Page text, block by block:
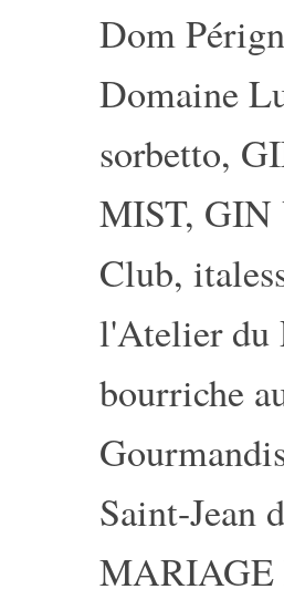
Dom
Domaine
sorbetto,
MIST, GIN
Club,
l'Atelier du
bourriche
Saint-Jean
MARIAGE